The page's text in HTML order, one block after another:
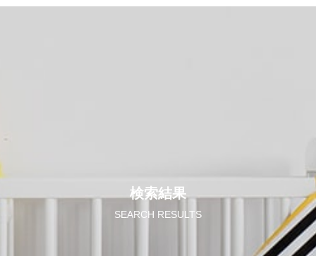
検索結果
SEARCH RESULTS